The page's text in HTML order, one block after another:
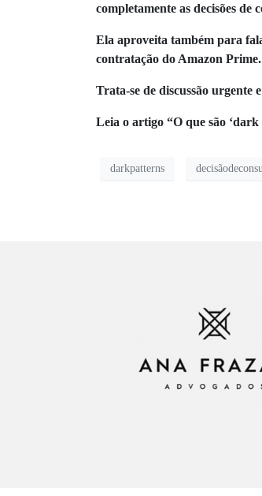
completamente as decisões de
Ela aproveita também para
contratação do Amazon Prime.
Trata-se de discussão urgente
Leia o artigo “O que são
darkpatterns